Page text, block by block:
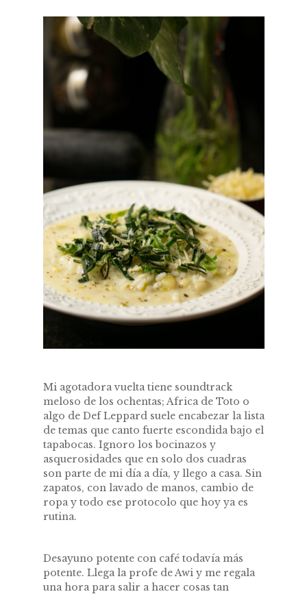
Mi agotadora vuelta tiene soundtrack
meloso de los ochentas; Africa de Toto o
algo de Def Leppard suele encabezar la lista
de temas que canto fuerte escondida bajo el
tapabocas. Ignoro los bocinazos y
asquerosidades que en solo dos cuadras
son parte de mi día a día, y llego a casa. Sin
zapatos, con lavado de manos, cambio de
ropa y todo ese protocolo que hoy ya es
rutina.
Desayuno potente con café todavía más
potente. Llega la profe de Awi y me regala
una hora para salir a hacer cosas tan